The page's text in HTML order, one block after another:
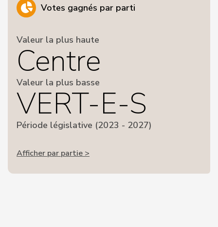
Votes gagnés par parti
Valeur la plus haute
Centre
Valeur la plus basse
VERT-E-S
Période législative (2023 - 2027)
Afficher par partie >